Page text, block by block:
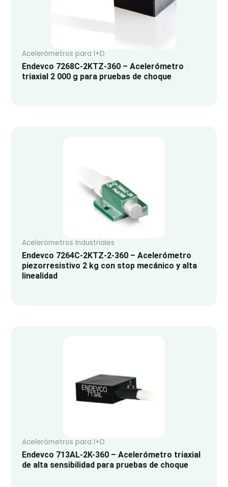
Acelerómetros para I+D
Endevco 7268C-2KTZ-360 – Acelerómetro
triaxial 2 000 g para pruebas de choque
Acelerómetros Industriales
Endevco 7264C-2KTZ-2-360 – Acelerómetro
piezorresistivo 2 kg con stop mecánico y alta
linealidad
Acelerómetros para I+D
Endevco 713AL-2K-360 – Acelerómetro triaxial
de alta sensibilidad para pruebas de choque